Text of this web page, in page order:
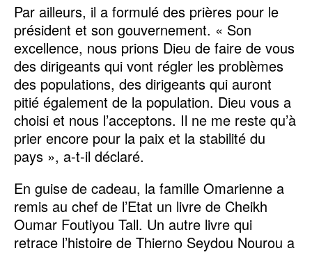
Par ailleurs, il a formulé des prières pour le
président et son gouvernement. « Son
excellence, nous prions Dieu de faire de vous
des dirigeants qui vont régler les problèmes
des populations, des dirigeants qui auront
pitié également de la population. Dieu vous a
choisi et nous l’acceptons. Il ne me reste qu’à
prier encore pour la paix et la stabilité du
pays », a-t-il déclaré.
En guise de cadeau, la famille Omarienne a
remis au chef de l’Etat un livre de Cheikh
Oumar Foutiyou Tall. Un autre livre qui
retrace l’histoire de Thierno Seydou Nourou a